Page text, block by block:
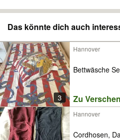
Das könnte dich auch
3
Hannover
Bettwäsche
Zu
Hannover
Cordhosen,